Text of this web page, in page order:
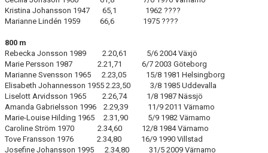
Kristina Johansson 1947 65,1 1962 ????
Marianne Lindén 1959 66,6 1975 ????
800 m
Rebecka Jonsson 1989 2.20,61 5/6 2004 Växjö
Marie Persson 1987 2.21,71 6/7 2003 Göteborg
Marianne Svensson 1965 2.23,05 15/8 1981 Helsingborg
Elisabeth Johannesson 1955 2.23,50 3/8 1985 Uddevalla
Liselott Arvidsson 1965 2.26,74 1/8 1987 Nässjö
Amanda Gabrielsson 1996 2.29,39 11/9 2011 Värnamo
Marie-Louise Hilding 1965 2.31,90 5/9 1982 Värnamo
Caroline Ström 1970 2.34,60 12/8 1984 Värnamo
Tove Fransson 1976 2.34,80 16/9 1990 Villstad
Josefine Johansson 1995 2.34,80 31/5 2009 Värnamo